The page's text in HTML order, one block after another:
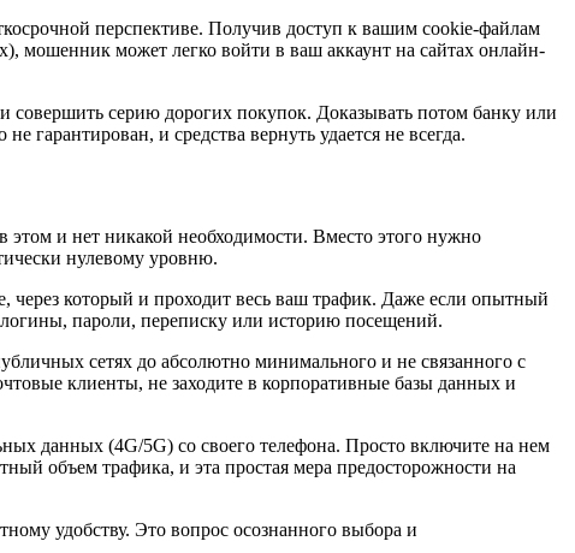
перспективе. Получив доступ к вашим cookie-файлам
мошенник может легко войти в ваш аккаунт на сайтах онлайн-
совершить серию дорогих покупок. Доказывать потом банку или
гарантирован, и средства вернуть удается не всегда.
и нет никакой необходимости. Вместо этого нужно
нулевому уровню.
который и проходит весь ваш трафик. Даже если опытный
пароли, переписку или историю посещений.
сетях до абсолютно минимального и не связанного с
клиенты, не заходите в корпоративные базы данных и
данных (4G/5G) со своего телефона. Просто включите на нем
объем трафика, и эта простая мера предосторожности на
удобству. Это вопрос осознанного выбора и